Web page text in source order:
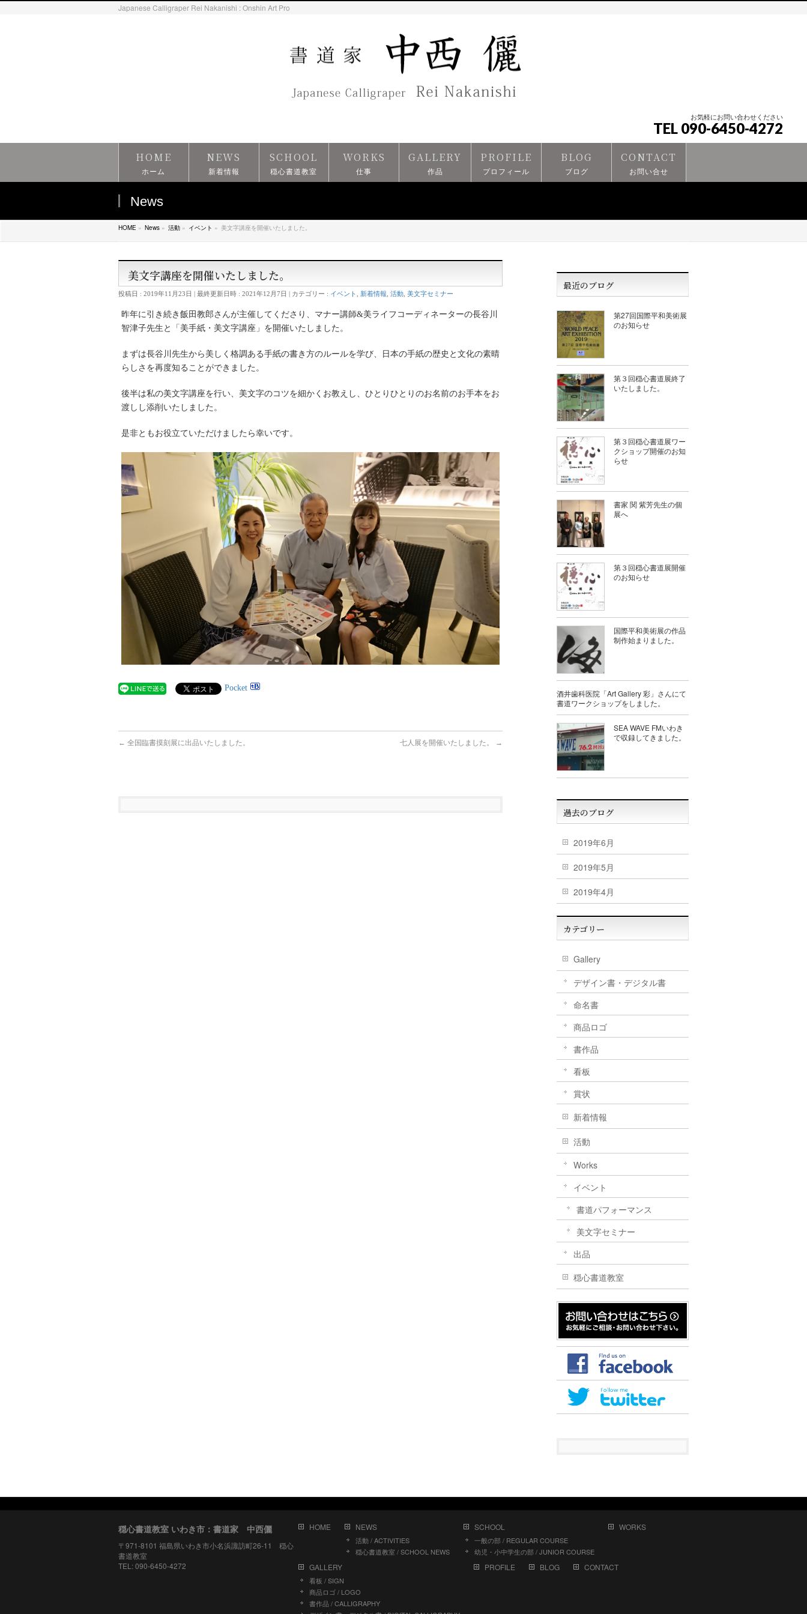
Japanese Calligraper Rei Nakanishi : Onshin Art Pro
お気軽にお問い合わせください
TEL 090-6450-4272
HOME
ホーム
NEWS
新着情報
SCHOOL
穏心書道教室
WORKS
仕事
GALLERY
作品
PROFILE
プロフィール
BLOG
ブログ
CONTACT
お問い合せ
News
HOME » News » 活動 » イベント » 美文字講座を開催いたしました。
美文字講座を開催いたしました。
投稿日 : 2019年11月23日 最終更新日時 : 2021年12月7日 カテゴリー : イベント 新着情報 活動 美文字セミナー
昨年に引き続き飯田教郎さんが主催してくださり、マナー講師&美ライフコーディネーターの長谷川
智津子先生と「美手紙・美文字講座」を開催いたしました。
まずは長谷川先生から美しく格調ある手紙の書き方のルールを学び、日本の手紙の歴史と文化の素晴
らしさを再度知ることができました。
後半は私の美文字講座を行い、美文字のコツを細かくお教えし、ひとりひとりのお名前のお手本をお
渡しし添削いたしました。
是非ともお役立ていただけましたら幸いです。
Pocket
← 全国臨書摸刻展に出品いたしました。 七人展を開催いたしました。 →
最近のブログ
第27回国際平和美術展
のお知らせ
第３回穏心書道展終了
いたしました。
第３回穏心書道展ワー
クショップ開催のお知
らせ
書家 関 紫芳先生の個
展へ
第３回穏心書道展開催
のお知らせ
国際平和美術展の作品
制作始まりました。
酒井歯科医院「Art Gallery 彩」さんにて
書道ワークショップをしました。
SEA WAVE FMいわき
で収録してきました。
過去のブログ
2019年6月
2019年5月
2019年4月
カテゴリー
Gallery
デザイン書・デジタル書
命名書
商品ロゴ
書作品
看板
賞状
新着情報
活動
Works
イベント
書道パフォーマンス
美文字セミナー
出品
穏心書道教室
穏心書道教室 いわき市：書道家 中西儷
〒971-8101 福島県いわき市小名浜諏訪町26-11 穏心
書道教室
TEL: 090-6450-4272
HOME NEWS
活動 / ACTIVITIES
穏心書道教室 / SCHOOL NEWS
SCHOOL
一般の部 / REGULAR COURSE
幼児・小中学生の部 / JUNIOR COURSE
WORKS
GALLERY
看板 / SIGN
商品ロゴ / LOGO
書作品 / CALLIGRAPHY
PROFILE BLOG CONTACT